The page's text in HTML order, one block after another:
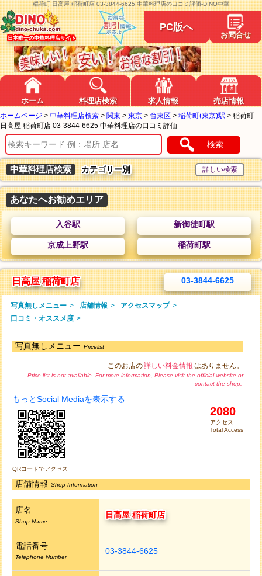
稲荷町 日高屋 稲荷町店 03-3844-6625 中華料理店の口コミ評価-DINO中華
日本唯一の中華料理店サイト
PC版へ
お問合せ
ホーム 料理店検索 求人情報 売店情報
ホームページ > 中華料理店検索 > 関東 > 東京 > 台東区 > 稲荷町(東京)駅 > 稲荷町
日高屋 稲荷町店 03-3844-6625 中華料理店の口コミ評価
検索
中華料理店検索 カテゴリー別
あなたへお勧めエリア
入谷駅 新御徒町駅
京成上野駅 稲荷町駅
日高屋 稲荷町店 03-3844-6625
写真無しメニュー > 店舗情報 > アクセスマップ >
口コミ・オススメ度 >
写真無しメニュー Pricelist
このお店の詳しい料金情報 はありません。
Price list is not available. For more information, Please visit the official website or
contact the shop.
もっとSocial Mediaを表示する
2080
アクセス
Total Access
QRコードでアクセス
店舗情報 Shop Information
店名
Shop Name
日高屋 稲荷町店
電話番号
Telephone Number
03-3844-6625